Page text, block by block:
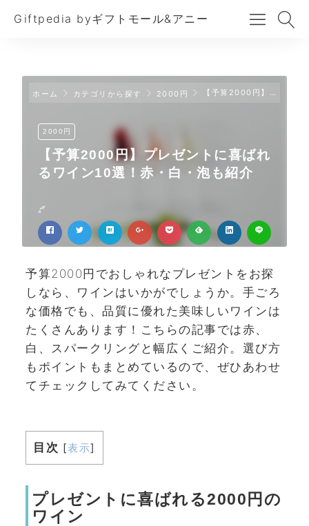
Giftpedia byギフトモール&アニー
ホーム カテゴリから探す 2000円 【予算2000円】プレゼントに喜ばれるワイン10選！赤・白・泡も紹介
2000円
【予算2000円】プレゼントに喜ばれ
るワイン10選！赤・白・泡も紹介
予算2000円でおしゃれなプレゼントをお探
しなら、ワインはいかがでしょうか。手ごろ
な価格でも、品質に優れた美味しいワインは
たくさんあります！こちらの記事では赤、
白、スパークリングと幅広くご紹介。選び方
もポイントもまとめているので、ぜひあわせ
てチェックしてみてください。
目次 [表示]
プレゼントに喜ばれる2000円の
ワイン